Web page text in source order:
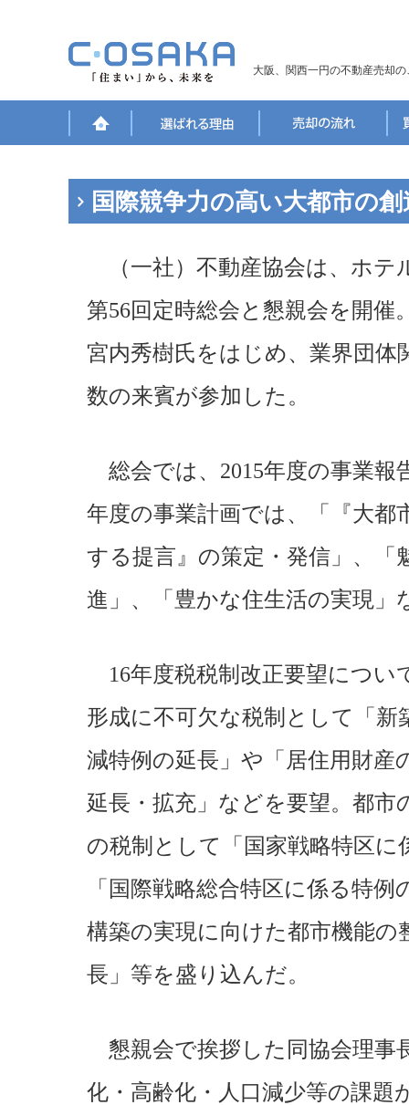
大阪、関西一円の不動産売却
国際競争力の高い大都市の
（一社）不動産協会は、ホテ
第56回定時総会と懇親会を開催
宮内秀樹氏をはじめ、業界団体
数の来賓が参加した。
総会では、2015年度の事業報
年度の事業計画では、「『大
する提言』の策定・発信」、「
進」、「豊かな住生活の実現
16年度税税制改正要望につい
形成に不可欠な税制として「新
減特例の延長」や「居住用財産
延長・拡充」などを要望。都
の税制として「国家戦略特区に
「国際戦略総合特区に係る特
構築の実現に向けた都市機能の
長」等を盛り込んだ。
懇親会で挨拶した同協会理事
化・高齢化・人口減少等の課題